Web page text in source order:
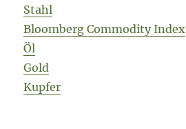
Stahl
Bloomberg Commodity Index
Öl
Gold
Kupfer